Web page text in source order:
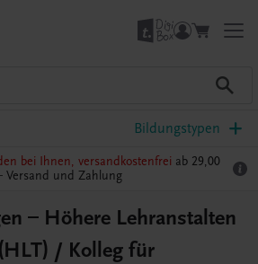
Bildungstypen
bei Ihnen, versandkostenfrei ab 29,00
Versand und Zahlung
– Höhere Lehranstalten
/ Kolleg für